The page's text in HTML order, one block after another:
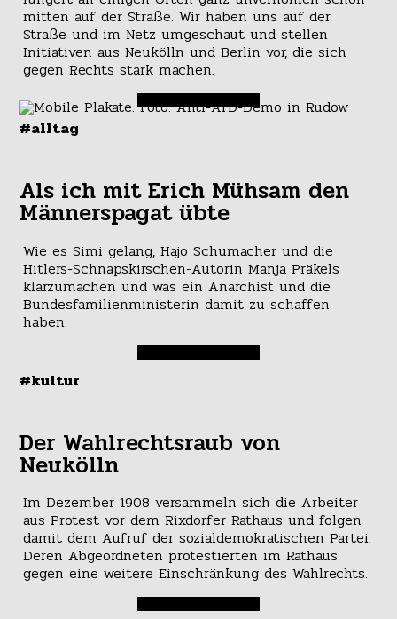
mitten auf der Straße. Wir haben uns auf der
Straße und im Netz umgeschaut und stellen
Initiativen aus Neukölln und Berlin vor, die sich
gegen Rechts stark machen.
#alltag
Als ich mit Erich Mühsam den
Männerspagat übte
Wie es Simi gelang, Hajo Schumacher und die
Hitlers-Schnapskirschen-Autorin Manja Präkels
klarzumachen und was ein Anarchist und die
Bundesfamilienministerin damit zu schaffen
haben.
#kultur
Der Wahlrechtsraub von
Neukölln
Im Dezember 1908 versammeln sich die Arbeiter
aus Protest vor dem Rixdorfer Rathaus und folgen
damit dem Aufruf der sozialdemokratischen Partei.
Deren Abgeordneten protestierten im Rathaus
gegen eine weitere Einschränkung des Wahlrechts.